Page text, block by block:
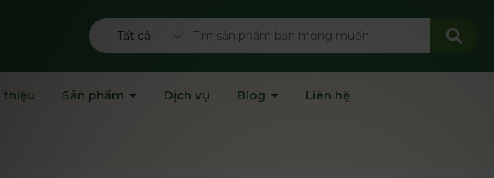
Tất cả
thiệu Sản phẩm Dịch vụ Blog Liên hệ